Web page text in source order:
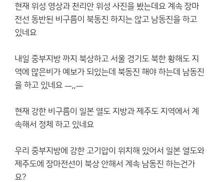
현재 위성 영상과 천리안 위성 사진을 봤는데요 계속 장마
전선 동반된 비구름이 북동진 하지는 않고 남동진을 하고
있네요
내일 중부지방 까지 북상하고 서울 경기도 북한 황해도 지
역에 많은비가 예보가 되있는데 북동진 해야 하는데 남동진
을 하고 있네요 ㅡ,,ㅡ
현재 강한 비구름이 일본 열도 지방과 제주도 지역에서 계
속해서 정체 하고 있네요
우리 중부지방에 강한 고기압이 위치해 있어서 일본 열도와
제주도에 장마전선이 북상 안해서 계속 남동진 하는건가
요?